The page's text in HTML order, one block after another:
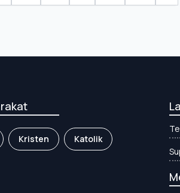
Kristen Katolik